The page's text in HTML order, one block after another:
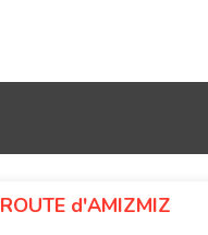
d'AMIZMIZ